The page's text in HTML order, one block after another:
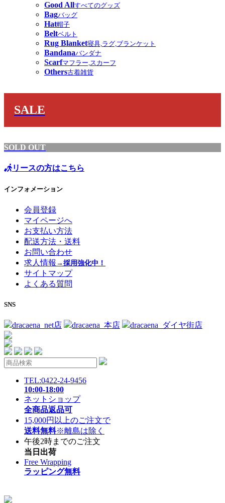
Good Allすべてのグッズ
Bagバッグ
Hat帽子
Beltベルト
Rug Blanket寝具,ラグ,ブランケット
Bandanaバンダナ
Scarfマフラー,スカーフ
Others古着雑貨
SALE
SOLD OUT
リースの方はこちら
インフォメーション
会員登録
マイページへ
お支払い方法
配送方法・送料
お問い合わせ
求人情報 →採用強化中！
サイトマップ
よくある質問
SNS
dracaena_net店 dracaena_本店 dracaena_ダイヤ街店
TEL:0422-24-9456
10:00-18:00
ネットショップ
全商品返品可
15,000円以上のご注文で
送料無料※離島は除く
午後2時までのご注文
当日出荷
Free Wrapping
ラッピング無料